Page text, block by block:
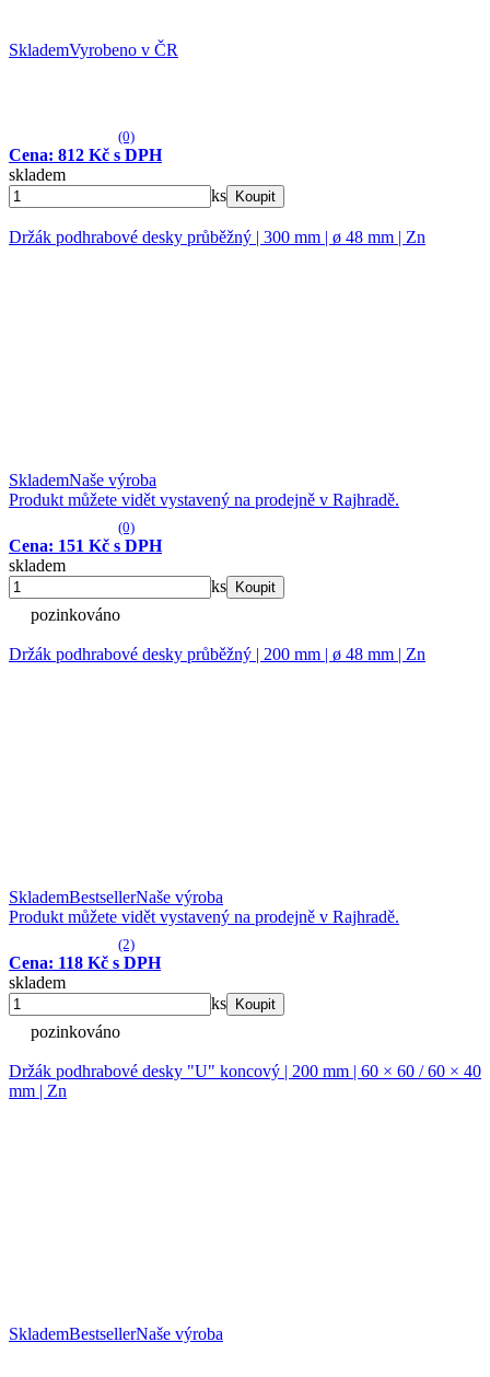
SklademVyrobeno v ČR
(0)
Cena: 812 Kč s DPH
skladem
ks
Koupit
Držák podhrabové desky průběžný | 300 mm | ø 48 mm | Zn
SklademNaše výroba
Produkt můžete vidět vystavený na prodejně v Rajhradě.
(0)
Cena: 151 Kč s DPH
skladem
ks
Koupit
pozinkováno
Držák podhrabové desky průběžný | 200 mm | ø 48 mm | Zn
SklademBestsellerNaše výroba
Produkt můžete vidět vystavený na prodejně v Rajhradě.
(2)
Cena: 118 Kč s DPH
skladem
ks
Koupit
pozinkováno
Držák podhrabové desky "U" koncový | 200 mm | 60 × 60 / 60 × 40
mm | Zn
SklademBestsellerNaše výroba